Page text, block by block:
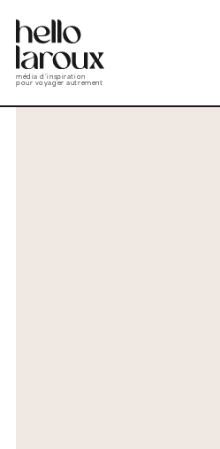
média d’inspiration
pour voyager autrement